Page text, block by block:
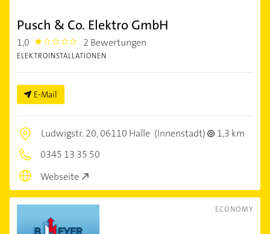
Pusch & Co. Elektro GmbH
1,0 1.0 2 Bewertungen
ELEKTROINSTALLATIONEN
E-Mail
Ludwigstr. 20,06110 Halle (Innenstadt)
1,3 km
0345 13 35 50
Webseite
ECONOMY